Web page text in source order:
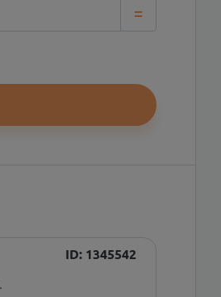
=
ID: 1345542